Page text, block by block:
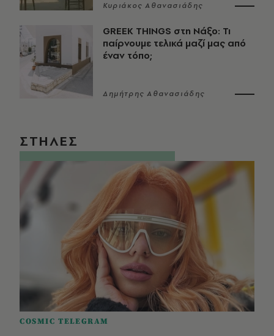
Κυριάκος Αθανασιάδης
GREEK THINGS στη Νάξο: Τι
παίρνουμε τελικά μαζί μας από
έναν τόπο;
Δημήτρης Αθανασιάδης
ΣΤΗΛΕΣ
COSMIC TELEGRAM